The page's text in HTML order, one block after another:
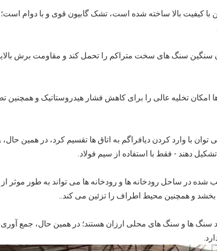
با کیفیت بالا ساخته شده است، تشک گابیون قوی و با دوام
سنگین سنگ های سخت متراکم را تحمل کند و مقاومت برش بالایی
امکان تخلیه عالی را برای کاهش فشار هیدروستاتیک و
توان با وارد کردن دیافراگم به اتاق ها تقسیم کرد، در همین
دهند - فقط با استفاده از سیم فولاد.
شده در ساحل رودخانه ها و رودخانه ها می تواند به طور
بخشد و همچنین محیط اطراف را تزئین می کند..
سنگ ها و سنگ های محلی ارزان هستند؛ در همین حال، جمع